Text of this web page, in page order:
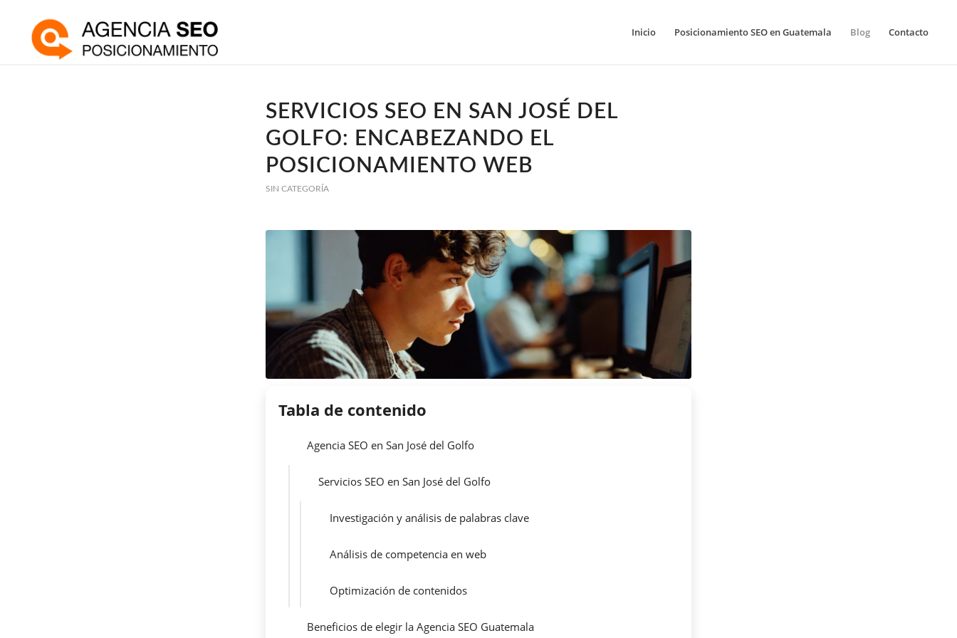
Inicio Posicionamiento SEO en Guatemala Blog Contacto
SERVICIOS SEO EN SAN JOSÉ DEL
GOLFO: ENCABEZANDO EL
POSICIONAMIENTO WEB
SIN CATEGORÍA
Tabla de contenido
Agencia SEO en San José del Golfo
Servicios SEO en San José del Golfo
Investigación y análisis de palabras clave
Análisis de competencia en web
Optimización de contenidos
Beneficios de elegir la Agencia SEO Guatemala